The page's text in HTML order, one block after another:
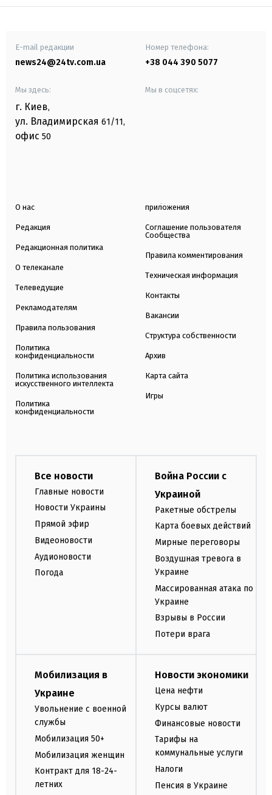
E-mail редакции
news24@24tv.com.ua
Номер телефона:
+38 044 390 5077
Мы здесь:
г. Киев,
ул. Владимирская 61/11,
офис 50
Мы в соцсетях:
О нас
Редакция
Редакционная политика
О телеканале
Телеведущие
Рекламодателям
Правила пользования
Политика
конфиденциальности
Политика использования
искусственного интеллекта
Политика
конфиденциальности
приложения
Соглашение пользователя
Сообщества
Правила комментирования
Техническая информация
Контакты
Вакансии
Структура собственности
Архив
Карта сайта
Игры
Все новости
Главные новости
Новости Украины
Прямой эфир
Видеоновости
Аудионовости
Погода
Война России с
Украиной
Ракетные обстрелы
Карта боевых действий
Мирные переговоры
Воздушная тревога в
Украине
Массированная атака по
Украине
Взрывы в России
Потери врага
Мобилизация в
Украине
Увольнение с военной
службы
Мобилизация 50+
Мобилизация женщин
Контракт для 18-24-
летних
Новости экономики
Цена нефти
Курсы валют
Финансовые новости
Тарифы на
коммунальные услуги
Налоги
Пенсия в Украине